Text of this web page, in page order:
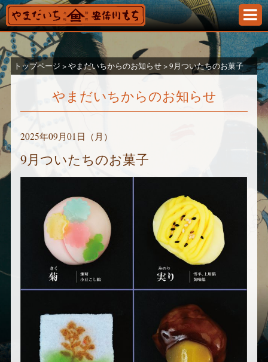
静岡のみならず東海道を代表する名物・お土産「
トップページ >やまだいちからのお知らせ>9月ついたちのお菓子
やまだいちからのお知らせ
2025年09月01日（月）
9月ついたちのお菓子